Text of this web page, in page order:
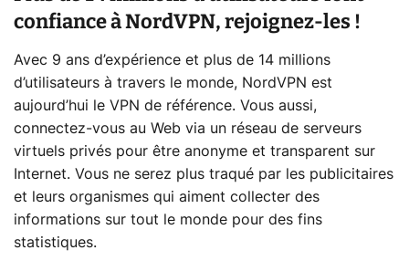
confiance à NordVPN, rejoignez-les !
Avec 9 ans d’expérience et plus de 14 millions
d’utilisateurs à travers le monde, NordVPN est
aujourd’hui le VPN de référence. Vous aussi,
connectez-vous au Web via un réseau de serveurs
virtuels privés pour être anonyme et transparent sur
Internet. Vous ne serez plus traqué par les publicitaires
et leurs organismes qui aiment collecter des
informations sur tout le monde pour des fins
statistiques.